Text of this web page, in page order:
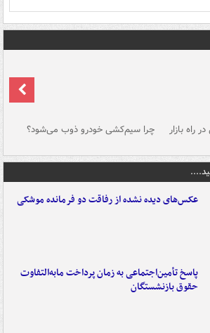
راه بازار چرا سیم‌کشی خودرو ذوب می‌شود؟
عکس‌های دیده نشده از رفاقت دو فرمانده‌ موشکی
پاسخ تأمین‌اجتماعی به زمان پرداخت مابه‌التفاوت
حقوق بازنشستگان